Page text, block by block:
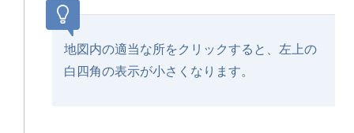
地図内の適当な所をクリックすると、左上の
白四角の表示が小さくなります。